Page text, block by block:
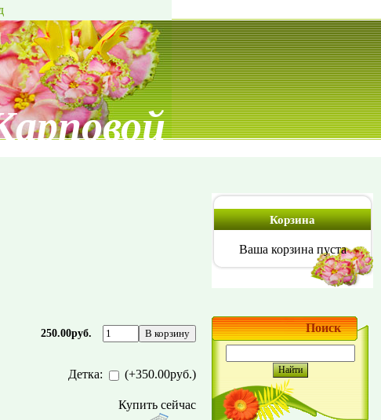
250.00руб.
Детка: (+350.00руб.)
Купить сейчас
Корзина
Ваша корзина пуста
Поиск